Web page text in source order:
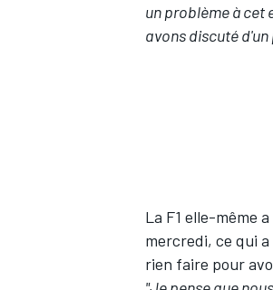
un problème à cet
avons discuté
La F1 elle-même
mercredi, ce qui
rien faire pour